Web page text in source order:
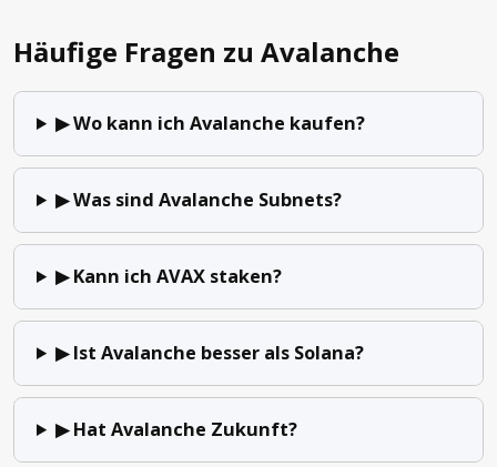
Häufige Fragen zu Avalanche
▶ Wo kann ich Avalanche kaufen?
▶ Was sind Avalanche Subnets?
▶ Kann ich AVAX staken?
▶ Ist Avalanche besser als Solana?
▶ Hat Avalanche Zukunft?